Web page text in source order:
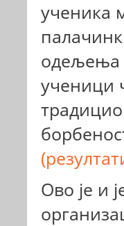
ученика
одељења
ученици
Ово је и